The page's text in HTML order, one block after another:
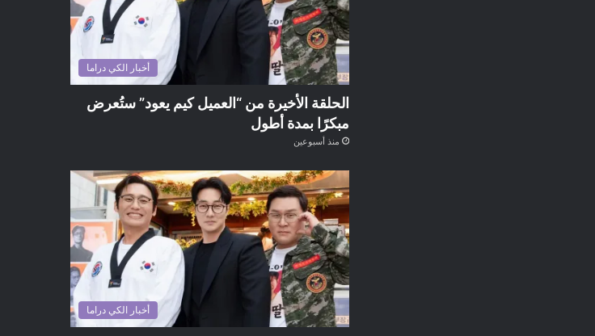
أخبار الكي دراما
الحلقة الأخيرة من “العميل كيم يعود” ستُعرض
مبكرًا بمدة أطول
منذ أسبوعين
أخبار الكي دراما